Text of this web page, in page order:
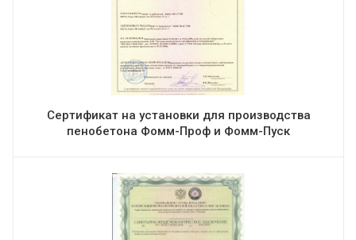
Сертификат на установки для производства
пенобетона Фомм-Проф и Фомм-Пуск